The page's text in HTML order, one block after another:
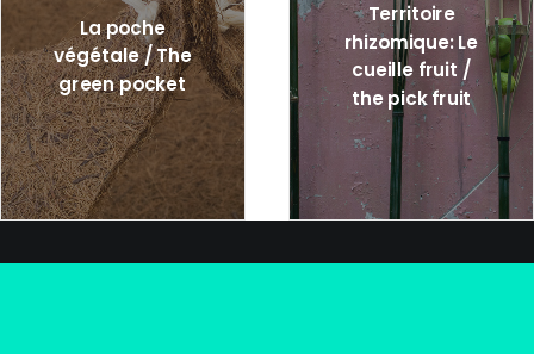
La poche
végétale / The
green pocket
Territoire
rhizomique: Le
cueille fruit /
the pick fruit